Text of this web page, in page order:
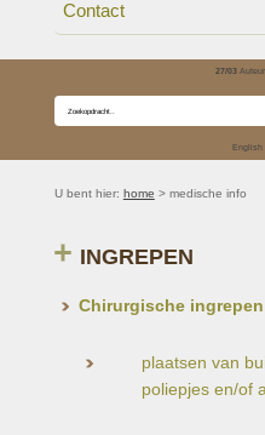
Contact
27/03
English
U bent hier: home > medische info
INGREPEN
Chirurgische ingrepen
plaatsen van
poliepjes en/of